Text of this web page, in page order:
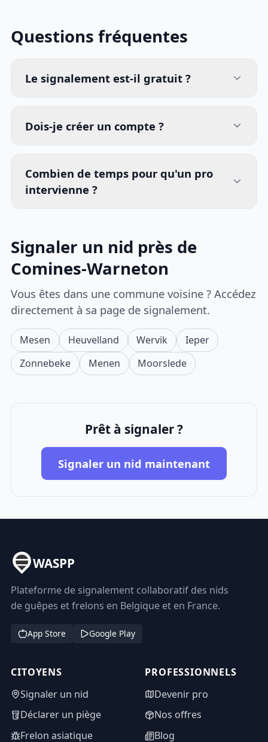
Questions fréquentes
Le signalement est-il gratuit ?
Dois-je créer un compte ?
Combien de temps pour qu'un pro
intervienne ?
Signaler un nid près de
Comines-Warneton
Vous êtes dans une commune voisine ? Accédez
directement à sa page de signalement.
Mesen Heuvelland Wervik
Ieper
Zonnebeke
Menen Moorslede
Prêt à signaler ?
Signaler un nid maintenant
WASPP
Plateforme de signalement collaboratif des nids
de guêpes et frelons en Belgique et en France.
App Store Google Play
CITOYENS
Signaler un nid
Déclarer un piège
Frelon asiatique
PROFESSIONNELS
Devenir pro
Nos offres
Blog